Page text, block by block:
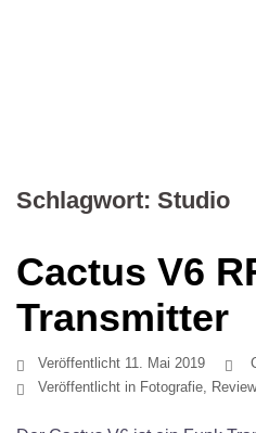
Schlagwort: Studio
Cactus V6
Transmitter
Veröffentlicht 11. Mai 2019
Veröffentlicht in Fotografie,